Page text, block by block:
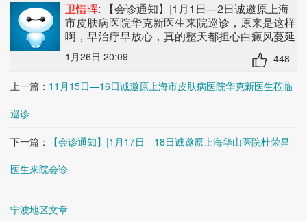
卫惜晖: 【会诊通知】|1月1日—2日诚邀原上海
市皮肤病医院华克新医生来院巡诊 ，原来是这样
啊，早治疗早放心，真的整天都担心白癜风蔓延
1月26日 20:09
448
上一篇： 11月15日—16日诚邀原上海市皮肤病医院华克新医生莅临
巡诊
下一篇：
【会诊通知】|1月17日—18日诚邀原上海华山医院杜荣昌
医生来院会诊
宁波地区文章